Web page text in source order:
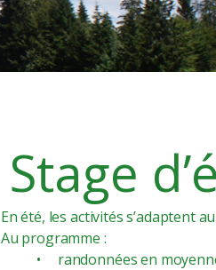
Stage
En été, les activités s’adaptent
Au programme :
• randonnées en